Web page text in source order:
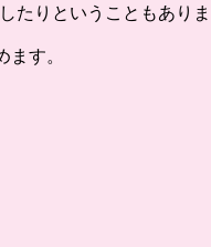
りということもありま
す。